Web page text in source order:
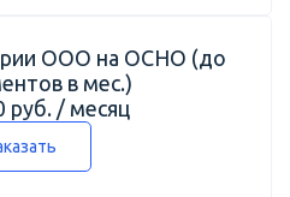
ООО на ОСНО (до
в мес.)
руб. / месяц